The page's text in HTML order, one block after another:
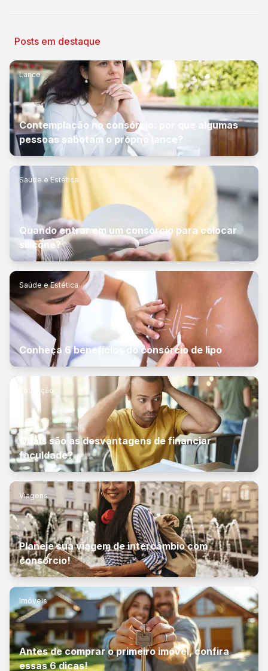
Posts em destaque
Lance
Contemplação no consórcio: por que algumas
pessoas sabotam o próprio lance?
Saúde e Estética
Quando entrar em um consórcio para colocar
silicone?
Saúde e Estética
Conheça 6 benefícios do consórcio de lipo
Educação
Quais são as desvantagens de financiar
faculdade?
Viagens
Planeje sua viagem de intercâmbio com
consórcio!
Imóveis
Antes de comprar o primeiro imóvel, confira
essas 6 dicas!